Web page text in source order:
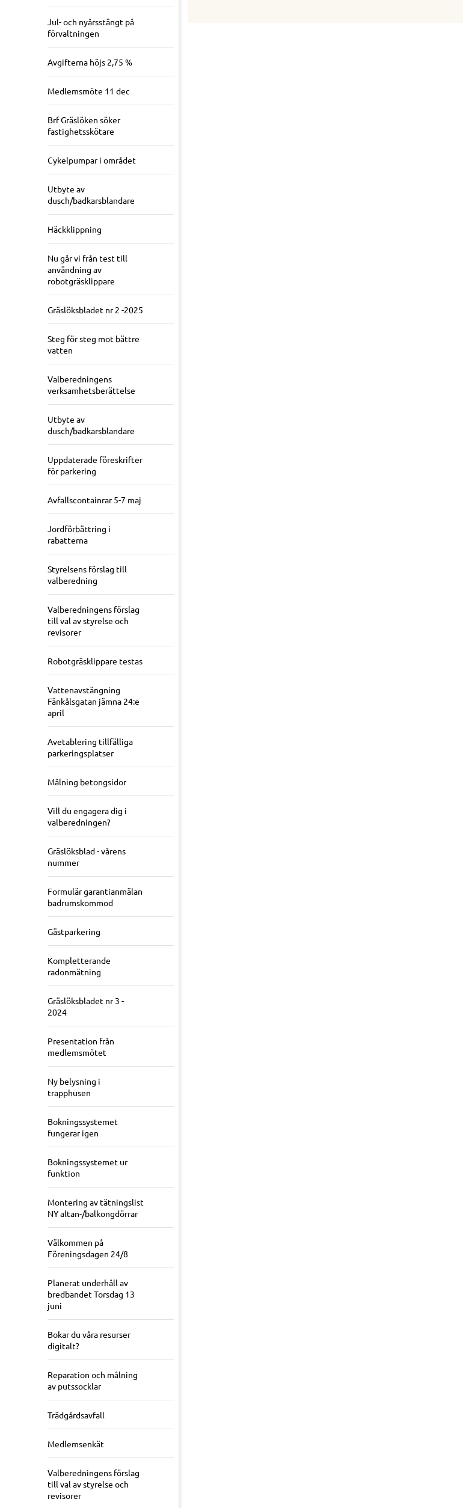
Jul- och nyårsstängt på
förvaltningen
Avgifterna höjs 2,75 %
Medlemsmöte 11 dec
Brf Gräslöken söker
fastighetsskötare
Cykelpumpar i området
Utbyte av
dusch/badkarsblandare
Häckklippning
Nu går vi från test till
användning av
robotgräsklippare
Gräslöksbladet nr 2 -2025
Steg för steg mot bättre
vatten
Valberedningens
verksamhetsberättelse
Utbyte av
dusch/badkarsblandare
Uppdaterade föreskrifter
för parkering
Avfallscontainrar 5-7 maj
Jordförbättring i
rabatterna
Styrelsens förslag till
valberedning
Valberedningens förslag
till val av styrelse och
revisorer
Robotgräsklippare testas
Vattenavstängning
Fänkålsgatan jämna 24:e
april
Avetablering tillfälliga
parkeringsplatser
Målning betongsidor
Vill du engagera dig i
valberedningen?
Gräslöksblad - vårens
nummer
Formulär garantianmälan
badrumskommod
Gästparkering
Kompletterande
radonmätning
Gräslöksbladet nr 3 -
2024
Presentation från
medlemsmötet
Ny belysning i
trapphusen
Bokningssystemet
fungerar igen
Bokningssystemet ur
funktion
Montering av tätningslist
NY altan-/balkongdörrar
Välkommen på
Föreningsdagen 24/8
Planerat underhåll av
bredbandet Torsdag 13
juni
Bokar du våra resurser
digitalt?
Reparation och målning
av putssocklar
Trädgårdsavfall
Medlemsenkät
Valberedningens förslag
till val av styrelse och
revisorer